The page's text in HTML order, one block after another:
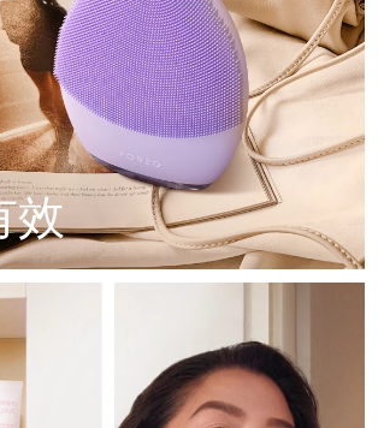
效
young skin, T-zone
4 go
travel or gym bag
護膚
cleansers & balm
設備
facial cleansing devices
anti-aging skincare
設備
premium facelift devices
3 mini
light therapy device for young skin
3 go
red light therapy
& hydration
設備
deep facial hydration devices
4 smile
silicone sonic toothbrush
4 baby
ages 0-3
Teeth Whitening Set
設備
silicone sonic toothbrushes
anti-aging
102
clinical anti-aging
103
clinical anti-aging set
P1 Primer
honey primer
mask
202
mask
211
aging neck & décolleté LED mask
221
aging LED hand mask
301
hair strengthening scalp massager
Scalp Serum
recovery probiotic serum
護膚品
FAQ™ skincare
肌膚年輕化
501
Spectrum Red Light Therapy
502
Spectrum Red Light Therapy
Red Light Serum
預計送達日期8/16/26
預計送達日期8/12/26
預計送達日期8/13/26
預計送達日期
預計送達日期8/12/26
預計送達日期 8/12/26